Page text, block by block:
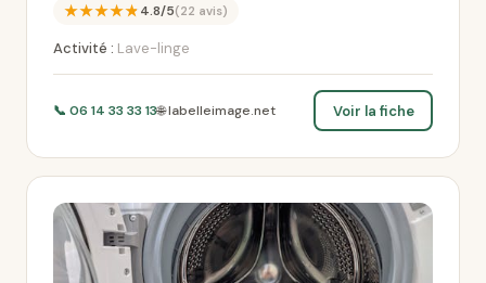
★★★★★4.8/5(22 avis)
Activité : Lave-linge
📞 06 14 33 33 13🌐 labelleimage.net Voir la fiche